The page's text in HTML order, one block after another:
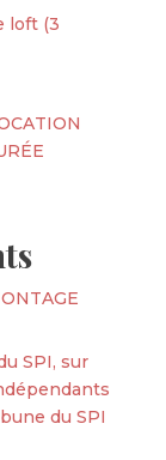
loft (3
SPI, sur
du SPI